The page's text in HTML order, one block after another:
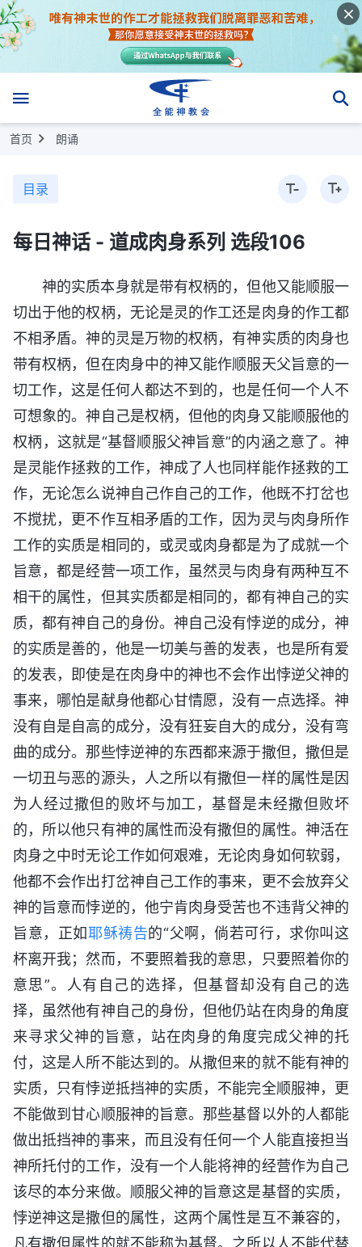
首页 朗诵
目录
每日神话 - 道成肉身系列 选段106
神的实质本身就是带有权柄的，但他又能顺服一
切出于他的权柄，无论是灵的作工还是肉身的作工都
不相矛盾。神的灵是万物的权柄，有神实质的肉身也
带有权柄，但在肉身中的神又能作顺服天父旨意的一
切工作，这是任何人都达不到的，也是任何一个人不
可想象的。神自己是权柄，但他的肉身又能顺服他的
权柄，这就是“基督顺服父神旨意”的内涵之意了。神
是灵能作拯救的工作，神成了人也同样能作拯救的工
作，无论怎么说神自己作自己的工作，他既不打岔也
不搅扰，更不作互相矛盾的工作，因为灵与肉身所作
工作的实质是相同的，或灵或肉身都是为了成就一个
旨意，都是经营一项工作，虽然灵与肉身有两种互不
相干的属性，但其实质都是相同的，都有神自己的实
质，都有神自己的身份。神自己没有悖逆的成分，神
的实质是善的，他是一切美与善的发表，也是所有爱
的发表，即使是在肉身中的神也不会作出悖逆父神的
事来，哪怕是献身他都心甘情愿，没有一点选择。神
没有自是自高的成分，没有狂妄自大的成分，没有弯
曲的成分。那些悖逆神的东西都来源于撒但，撒但是
一切丑与恶的源头，人之所以有撒但一样的属性是因
为人经过撒但的败坏与加工，基督是未经撒但败坏
的，所以他只有神的属性而没有撒但的属性。神活在
肉身之中时无论工作如何艰难，无论肉身如何软弱，
他都不会作出打岔神自己工作的事来，更不会放弃父
神的旨意而悖逆的，他宁肯肉身受苦也不违背父神的
旨意，正如耶稣祷告的“父啊，倘若可行，求你叫这
杯离开我；然而，不要照着我的意思，只要照着你的
意思”。人有自己的选择，但基督却没有自己的选
择，虽然他有神自己的身份，但他仍站在肉身的角度
来寻求父神的旨意，站在肉身的角度完成父神的托
付，这是人所不能达到的。从撒但来的就不能有神的
实质，只有悖逆抵挡神的实质，不能完全顺服神，更
不能做到甘心顺服神的旨意。那些基督以外的人都能
做出抵挡神的事来，而且没有任何一个人能直接担当
神所托付的工作，没有一个人能将神的经营作为自己
该尽的本分来做。顺服父神的旨意这是基督的实质，
悖逆神这是撒但的属性，这两个属性是互不兼容的，
凡有撒但属性的就不能称为基督。之所以人不能代替